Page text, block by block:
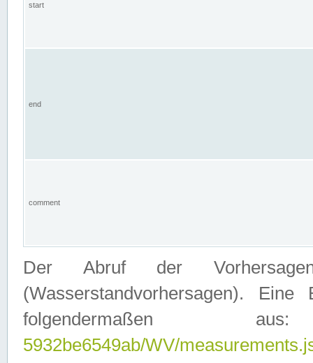
start
end
comment
Der Abruf der
(Wasserstandvorhersagen).
folgendermaßen
5932be6549ab/WV/